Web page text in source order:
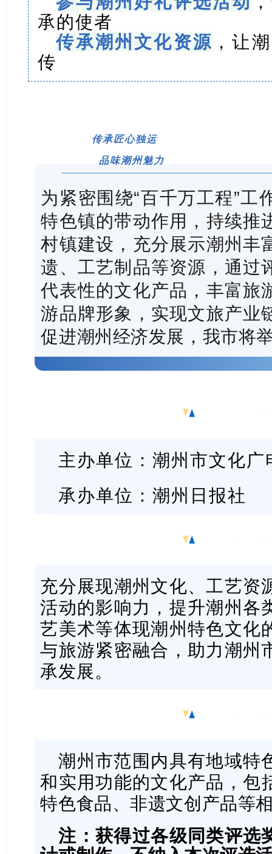
承的使者
传承潮州文化资源 ，让
传
传承匠心独运
品味潮州魅力
为紧密围绕“百千万工程”工
特色镇的带动作用，持续推
村镇建设，充分展示潮州丰
遗、工艺制品等资源，通过
代表性的文化产品，丰富旅
游品牌形象，实现文旅产业
促进潮州经济发展，我市将
主办单位：潮州市文化
承办单位：潮州日报社
充分展现潮州文化、工艺资
活动的影响力，提升潮州各
艺美术等体现潮州特色文化
与旅游紧密融合，助力潮州
承发展。
潮州市范围内具有地域特
和实用功能的文化产品，包
特色食品、非遗文创产品等
注：获得过各级同类评选